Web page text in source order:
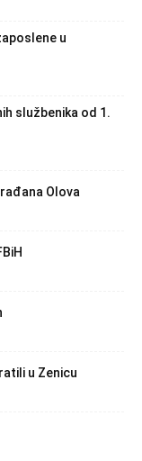
u
službenika od 1.
Olova
u Zenicu